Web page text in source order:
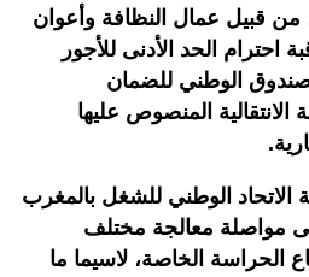
من قبيل عمال النظافة وأعوان
احترام الحد الأدنى للأجور
الوطني للضمان
الانتقالية المنصوص عليها
الوطني للشغل بالمغرب
مواصلة معالجة مختلف
الحراسة الخاصة، لاسيما ما